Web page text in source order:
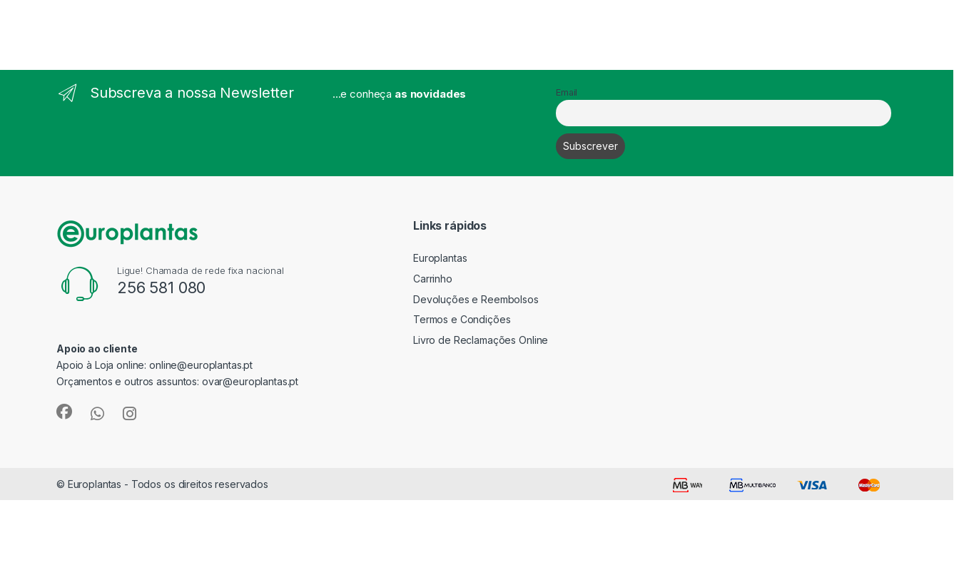
Subscreva a nossa Newsletter ...e conheça as novidades Email
Ligue! Chamada de rede fixa nacional
256 581 080
Apoio ao cliente
Apoio à Loja online:online@europlantas.pt
Orçamentos e outros assuntos: ovar@europlantas.pt
Links rápidos
Europlantas
Carrinho
Devoluções e Reembolsos
Termos e Condições
Livro de Reclamações Online
© Europlantas - Todos os direitos reservados